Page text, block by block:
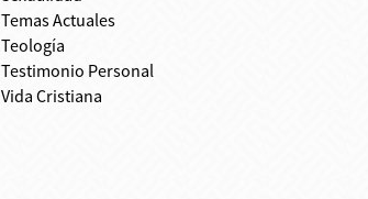
Temas Actuales
Teología
Testimonio Personal
Vida Cristiana